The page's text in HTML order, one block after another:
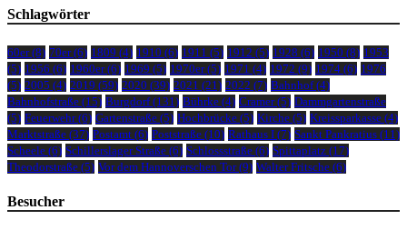
Schlagwörter
60er(8) 70er(6) 1809 (4) 1910 (6) 1911 (5) 1912 (5) 1928 (6) 1950 (8) 1953
(5) 1956 (6) 1960er(6) 1969 (5) 1970er(5) 1971 (4) 1972 (9) 1974 (6) 1976
(5) 2005 (4) 2019 (59) 2020 (39) 2021 (21) 2022 (7) Bahnhof(4)
Bahnhofstraße (15) Burgdorf(131) Bührke (4) Cramer(5) Dammgartenstraße
(5) Feuerwehr(6) Gartenstraße (5) Hochbrücke (5) Kirche (5) Kreissparkasse (4)
Marktstraße (37) Postamt (6) Poststraße (10) Rathaus I (7) Sankt Pankratius (11)
Scheele (6) Schillerslager Straße (6) Schlossstraße (6) Spittaplatz (17)
Theodorstraße (5) Vor dem Hannoverschen Tor(9) Walter Fritsche (6)
Besucher